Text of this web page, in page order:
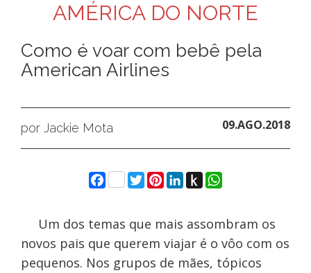
AMÉRICA DO NORTE
Como é voar com bebê pela
American Airlines
por Jackie Mota 09.AGO.2018
Facebook
Twitter
Pinterest
LinkedIn
Push
to
WhatsApp
Um dos temas que mais assombram os
novos pais que querem viajar é o vôo com os
pequenos. Nos grupos de mães, tópicos